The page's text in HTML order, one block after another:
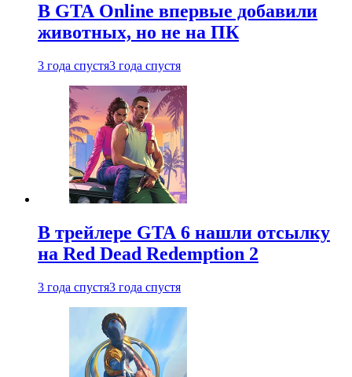
В GTA Online впервые добавили
животных, но не на ПК
3 года спустя3 года спустя
В трейлере GTA 6 нашли отсылку
на Red Dead Redemption 2
3 года спустя3 года спустя